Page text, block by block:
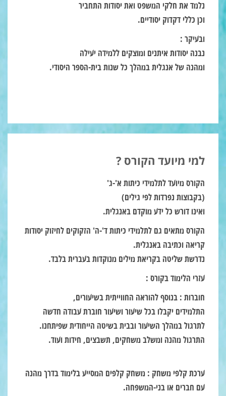
נלמד את חלקי המשפט ואת יסודות התחביר
וכן כללי דקדוק יסודיים.
ובעיקר :
נבנה יסודות איתנים ומוצקים ללמידה יעילה
ומהנה של אנגלית במהלך כל שנות בית-הספר היסודי.
למי מיועד הקורס ?
הקורס מיועד לתלמידי כיתות א'-ג'
(בקבוצות נפרדות לפי גילים)
ואינו דורש כל ידע מוקדם באנגלית.
הקורס מתאים גם לתלמידי כיתות ד'-ה' הזקוקים לחיזוק יסודות
קריאה וכתיבה באנגלית.
נדרשת שליטה בקריאת מילים מנוקדות בעברית בלבד.
עזרי הלימוד בקורס :
חוברות : בנוסף להוראה החווייתית בשיעורים,
התלמידים יקבלו בכל שיעור ושיעור חוברת עבודה חדשה
לתרגול במהלך השיעור ובבית בשיטה הייחודית שפיתחנו.
התרגול מהנה ומשלב משחקים, תשבצים, חידות ועוד.
ערכת קלפי משחק : משחק קלפים המסייע בלימוד בדרך מהנה
עם חברים או בני-המשפחה.